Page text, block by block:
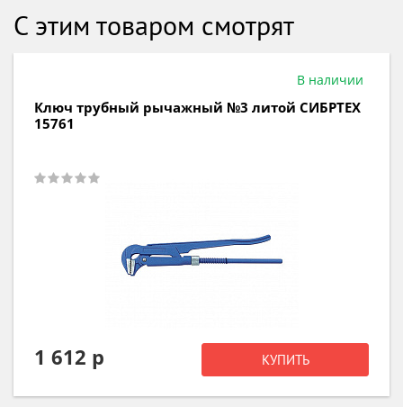
С этим товаром смотрят
Ключ трубный рычажный КТР-1 НИЗ